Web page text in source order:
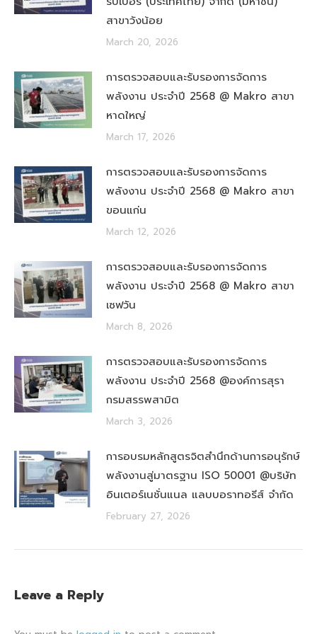
สาขาวังน้อย
March 20, 2026
การตรวจสอบและรับรองการจัดการ
พลังงาน ประจำปี 2568 @ Makro สาขา
หาดใหญ่
March 17, 2026
การตรวจสอบและรับรองการจัดการ
พลังงาน ประจำปี 2568 @ Makro สาขา
ขอนแก่น
March 12, 2026
การตรวจสอบและรับรองการจัดการ
พลังงาน ประจำปี 2568 @ Makro สาขา
เซฟวัน
March 8, 2026
การตรวจสอบและรับรองการจัดการ
พลังงาน ประจำปี 2568 @องค์การสุรา
กรมสรรพสามิต
March 3, 2026
การอบรมหลักสูตรจิตสำนึกด้านการอนุรักษ์
พลังงานสู่มาตรฐาน ISO 50001 @บริษัท
อินเตอร์เนชั่นแนล แลบบอราทอรีส์ จำกัด
February 27, 2026
Leave a Reply